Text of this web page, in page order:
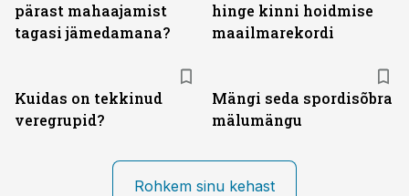
pärast mahaajamist
tagasi jämedamana?
hinge kinni hoidmise
maailmarekordi
Kuidas on tekkinud
veregrupid?
Mängi seda spordisõbra
mälumängu
Rohkem sinu kehast